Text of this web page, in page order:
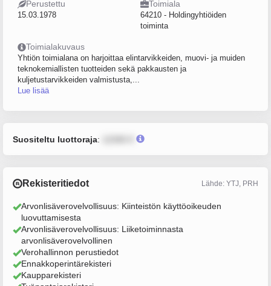
Perustettu
15.03.1978
Toimiala
64210 - Holdingyhtiöiden
toiminta
Toimialakuvaus
Yhtiön toimialana on harjoittaa elintarvikkeiden, muovi- ja muiden
teknokemiallisten tuotteiden sekä pakkausten ja
kuljetustarvikkeiden valmistusta,...
Lue lisää
Suositeltu luottoraja:
Rekisteritiedot Lähde: YTJ, PRH
Arvonlisäverovelvollisuus: Kiinteistön käyttöoikeuden
luovuttamisesta
Arvonlisäverovelvollisuus: Liiketoiminnasta
arvonlisäverovelvollinen
Verohallinnon perustiedot
Ennakkoperintärekisteri
Kaupparekisteri